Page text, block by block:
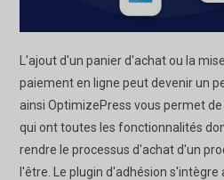
L'ajout d'un panier d'achat ou la
paiement en ligne peut devenir un
ainsi OptimizePress vous permet
qui ont toutes les fonctionnalités
rendre le processus d'achat d'un
l'être. Le plugin d'adhésion s'intègre